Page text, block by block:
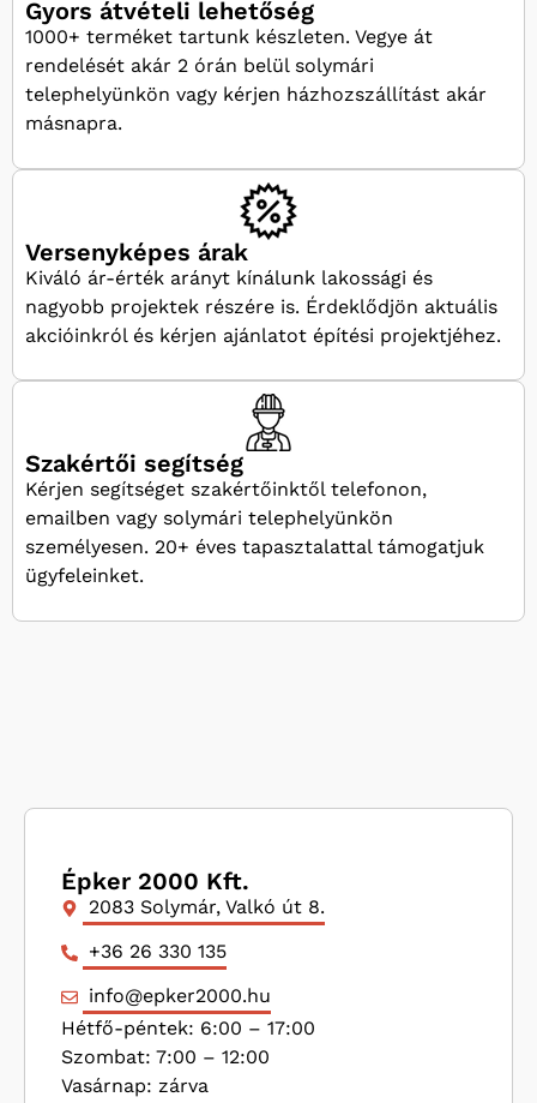
Gyors átvételi lehetőség
1000+ terméket tartunk készleten. Vegye át
rendelését akár 2 órán belül solymári
telephelyünkön vagy kérjen házhozszállítást akár
másnapra.
Versenyképes árak
Kiváló ár-érték arányt kínálunk lakossági és
nagyobb projektek részére is. Érdeklődjön aktuális
akcióinkról és kérjen ajánlatot építési projektjéhez.
Szakértői segítség
Kérjen segítséget szakértőinktől telefonon,
emailben vagy solymári telephelyünkön
személyesen. 20+ éves tapasztalattal támogatjuk
ügyfeleinket.
Épker 2000 Kft.
2083 Solymár, Valkó út 8.
+36 26 330 135
info@epker2000.hu
Hétfő-péntek: 6:00 – 17:00
Szombat: 7:00 – 12:00
Vasárnap: zárva